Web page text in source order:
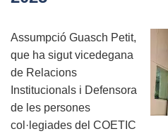
l’acte
inaugural
de
l’ETSE
a
la
Assumpció Guasch Petit,
que ha sigut vicedegana
de Relacions
Institucionals i Defensora
de les persones
col·legiades del COETIC